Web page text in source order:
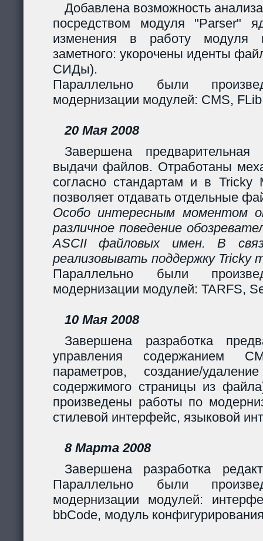
Добавлена возможность
посредством модуля "Parser"
изменения в работу модуля
заметного: укорочены иденты
СИДы).
Параллельно были
модернизации модулей: CMS,
20 Мая 2008
Завершена предварительная
выдачи файлов. Отработаны
согласно стандартам и в Tricky
позволяет отдавать отдельные
Особо интересным моментом
различное поведение
ASCII файловых имен. В
реализовывать поддержку Tricky
Параллельно были
модернизации модулей: TARFS,
10 Мая 2008
Завершена разработка
управления содержанием
параметров, создание/
содержимого страницы из
произведены работы по
стилевой интерфейс, языковой
8 Марта 2008
Завершена разработка
Параллельно были
модернизации модулей:
bbCode, модуль